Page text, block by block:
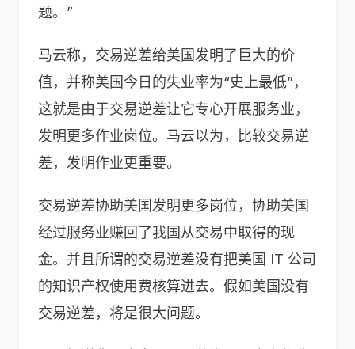
题。”
马云称，交易逆差给美国发明了巨大的价
值，并称美国今日的失业率为“史上最低”，
这就是由于交易逆差让它专心开展服务业，
发明更多作业岗位。马云以为，比较交易逆
差，发明作业更重要。
交易逆差协助美国发明更多岗位，协助美国
经过服务业赚回了我国从交易中取得的现
金。并且所谓的交易逆差没有把美国 IT 公司
的知识产权使用费核算进去。假如美国没有
交易逆差，将是很大问题。